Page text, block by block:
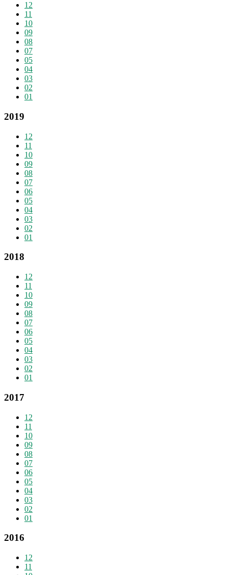
12
11
10
09
08
07
05
04
03
02
01
2019
12
11
10
09
08
07
06
05
04
03
02
01
2018
12
11
10
09
08
07
06
05
04
03
02
01
2017
12
11
10
09
08
07
06
05
04
03
02
01
2016
12
11